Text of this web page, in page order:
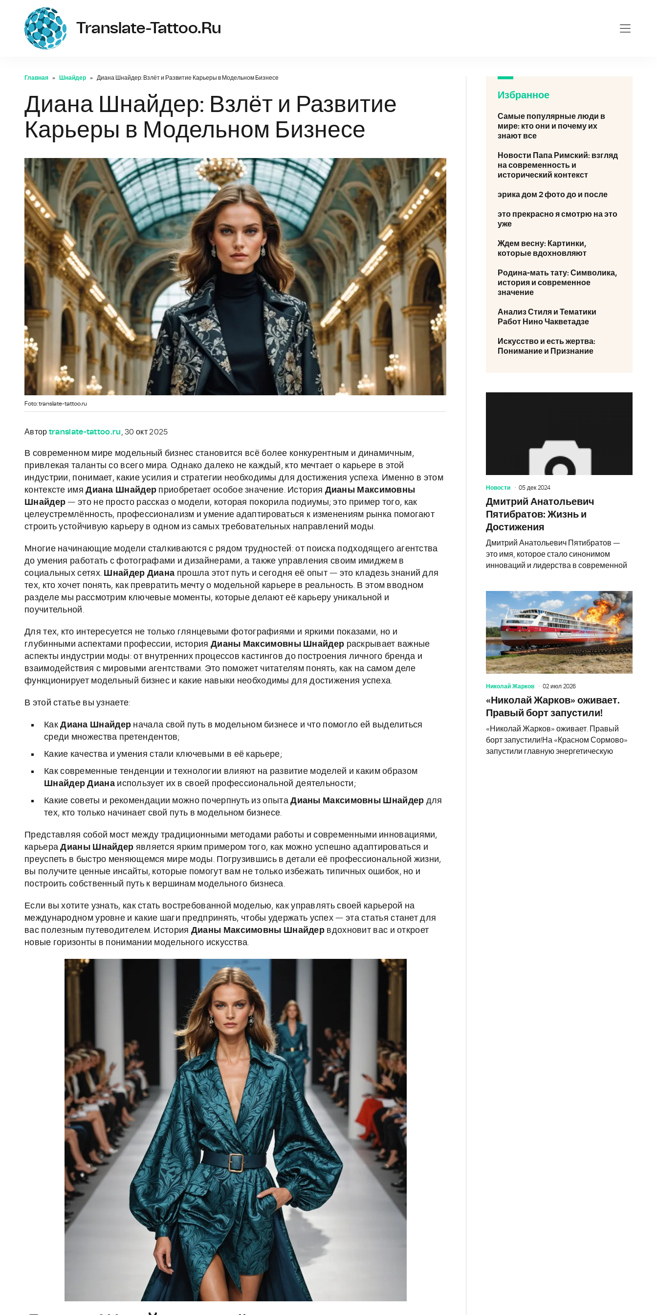
Translate-Tattoo.ru
Главная Шнайдер Диана Шнайдер: Взлёт и Развитие Карьеры в Модельном Бизнесе
Диана Шнайдер: Взлёт и Развитие
Карьеры в Модельном Бизнесе
Foto: translate-tattoo.ru
Автор translate-tattoo.ru, 30 окт 2025
В современном мире модельный бизнес становится всё более конкурентным и динамичным,
привлекая таланты со всего мира. Однако далеко не каждый, кто мечтает о карьере в этой
индустрии, понимает, какие усилия и стратегии необходимы для достижения успеха. Именно в этом
контексте имяДиана Шнайдер приобретает особое значение. История Дианы Максимовны
Шнайдер — это не просто рассказ о модели, которая покорила подиумы; это пример того, как
целеустремлённость, профессионализм и умение адаптироваться к изменениям рынка помогают
строить устойчивую карьеру в одном из самых требовательных направлений моды.
Многие начинающие модели сталкиваются с рядом трудностей: от поиска подходящего агентства
до умения работать с фотографами и дизайнерами, а также управления своим имиджем в
социальных сетях. Шнайдер Диана прошла этот путь и сегодня её опыт — это кладезь знаний для
тех, кто хочет понять, как превратить мечту о модельной карьере в реальность. В этом вводном
разделе мы рассмотрим ключевые моменты, которые делают её карьеру уникальной и
поучительной.
Для тех, кто интересуется не только глянцевыми фотографиями и яркими показами, но и
глубинными аспектами профессии, история Дианы Максимовны Шнайдер раскрывает важные
аспекты индустрии моды: от внутренних процессов кастингов до построения личного бренда и
взаимодействия с мировыми агентствами. Это поможет читателям понять, как на самом деле
функционирует модельный бизнес и какие навыки необходимы для достижения успеха.
В этой статье вы узнаете:
КакДиана Шнайдер начала свой путь в модельном бизнесе и что помогло ей выделиться
среди множества претендентов;
Какие качества и умения стали ключевыми в её карьере;
Как современные тенденции и технологии влияют на развитие моделей и каким образом
Шнайдер Дианаиспользует их в своей профессиональной деятельности;
Какие советы и рекомендации можно почерпнуть из опытаДианы Максимовны Шнайдер для
тех, кто только начинает свой путь в модельном бизнесе.
Представляя собой мост между традиционными методами работы и современными инновациями,
карьераДианы Шнайдер является ярким примером того, как можно успешно адаптироваться и
преуспеть в быстро меняющемся мире моды. Погрузившись в детали её профессиональной жизни,
вы получите ценные инсайты, которые помогут вам не только избежать типичных ошибок, но и
построить собственный путь к вершинам модельного бизнеса.
Если вы хотите узнать, как стать востребованной моделью, как управлять своей карьерой на
международном уровне и какие шаги предпринять, чтобы удержать успех — эта статья станет для
вас полезным путеводителем. История Дианы Максимовны Шнайдер вдохновит вас и откроет
новые горизонты в понимании модельного искусства.
Избранное
Самые популярные люди в
мире: кто они и почему их
знают все
Новости Папа Римский: взгляд
на современность и
исторический контекст
эрика дом 2 фото до и после
это прекрасно я смотрю на это
уже
Ждем весну: Картинки,
которые вдохновляют
Родина-мать тату: Символика,
история и современное
значение
Анализ Стиля и Тематики
Работ Нино Чакветадзе
Искусство и есть жертва:
Понимание и Признание
Новости 05 дек 2024
Дмитрий Анатольевич
Пятибратов: Жизнь и
Достижения
Дмитрий Анатольевич Пятибратов —
это имя, которое стало синонимом
инноваций и лидерства в современной
Николай Жарков 02 июл 2026
«Николай Жарков» оживает.
Правый борт запустили!
«Николай Жарков» оживает. Правый
борт запустили!На «Красном Сормово»
запустили главную энергетическую